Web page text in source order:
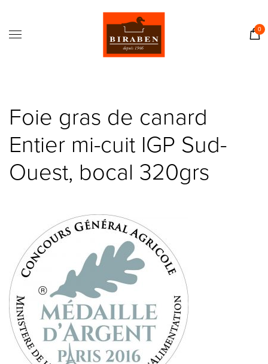
0
Contact
Foie gras de canard
Entier mi-cuit IGP Sud-
Ouest, bocal 320grs